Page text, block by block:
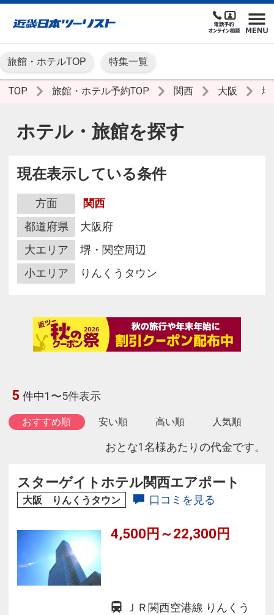
旅館・ホテルTOP 特集一覧
TOP 旅館・ホテル予約TOP 関西 大阪 堺
ホテル・旅館を探す
現在表示している条件
方面
関西
都道府県
大阪府
大エリア
堺・関空周辺
小エリア
りんくうタウン
5 件中1〜5件表示
おすすめ順 安い順 高い順 人気順
おとな1名様あたりの代金です。
スターゲイトホテル関西エアポート
大阪 りんくうタウン 口コミを見る
4,500円～22,300円
ＪＲ関西空港線 りんくう